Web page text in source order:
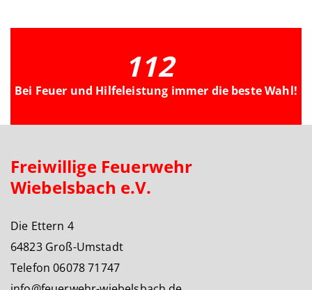
112
Bei Feuer und Hilfeleistung immer die beste Wahl!
Freiwillige Feuerwehr
Wiebelsbach e.V.
Die Ettern 4
64823 Groß-Umstadt
Telefon 06078 71747